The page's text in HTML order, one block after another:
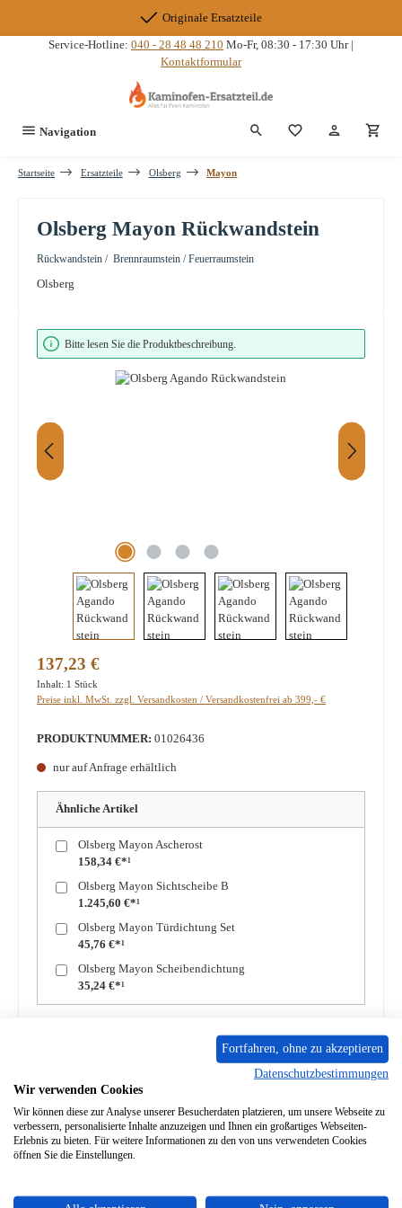
Originale Ersatzteile
Service-Hotline: 040 - 28 48 48 210 Mo-Fr, 08:30 - 17:30 Uhr |
Kontaktformular
Navigation Du hast 0
Startseite Ersatzteile Olsberg Mayon
Olsberg Mayon Rückwandstein
Rückwandstein / Brennraumstein / Feuerraumstein
Olsberg
Bildergalerie überspringen
Bitte lesen Sie die Produktbeschreibung.
Regulärer Preis:
137,23 €
Inhalt: 1 Stück
Preise inkl. MwSt. zzgl. Versandkosten / Versandkostenfrei ab 399,- €
PRODUKTNUMMER: 01026436
nur auf Anfrage erhältlich
Ähnliche Artikel
Olsberg Mayon Ascherost
158,34 €*¹
Olsberg Mayon Sichtscheibe B
1.245,60 €*¹
Olsberg Mayon Türdichtung Set
45,76 €*¹
Olsberg Mayon Scheibendichtung
35,24 €*¹
Frage zum Produkt
Original Rückwandstein für den Kaminofen Olsberg Mayon
Fortfahren, ohne zu akzeptieren
Datenschutzbestimmungen
Wir verwenden Cookies
Wir können diese zur Analyse unserer Besucherdaten platzieren, um unsere Webseite zu
verbessern, personalisierte Inhalte anzuzeigen und Ihnen ein großartiges Webseiten-
Erlebnis zu bieten. Für weitere Informationen zu den von uns verwendeten Cookies
öffnen Sie die Einstellungen.